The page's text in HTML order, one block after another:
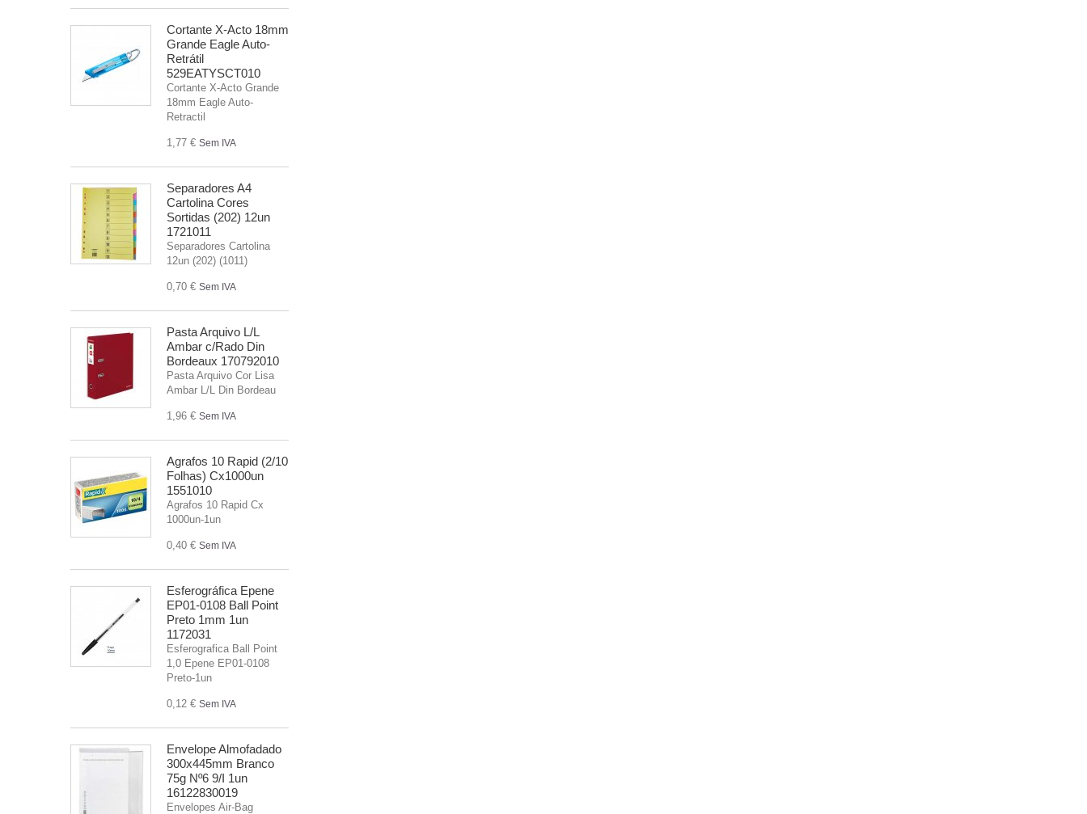
Cortante X-Acto 18mm
Grande Eagle Auto-
Retrátil
529EATYSCT010
Cortante X-Acto Grande
18mm Eagle Auto-
Retractil
1,77 € Sem IVA
Separadores A4
Cartolina Cores
Sortidas (202) 12un
1721011
Separadores Cartolina
12un (202) (1011)
0,70 € Sem IVA
Pasta Arquivo L/L
Ambar c/Rado Din
Bordeaux 170792010
Pasta Arquivo Cor Lisa
Ambar L/L Din Bordeau
1,96 € Sem IVA
Agrafos 10 Rapid (2/10
Folhas) Cx1000un
1551010
Agrafos 10 Rapid Cx
1000un-1un
0,40 € Sem IVA
Esferográfica Epene
EP01-0108 Ball Point
Preto 1mm 1un
1172031
Esferografica Ball Point
1,0 Epene EP01-0108
Preto-1un
0,12 € Sem IVA
Envelope Almofadado
300x445mm Branco
75g Nº6 9/I 1un
16122830019
Envelopes Air-Bag